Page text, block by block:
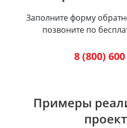
Заполните форму
позвоните по
8 (800)
Примеры